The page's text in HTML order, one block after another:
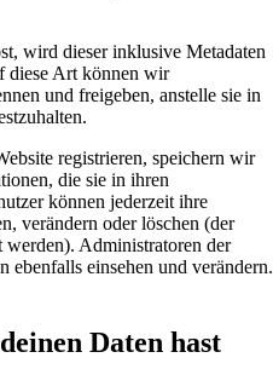
wird dieser inklusive Metadaten
diese Art können wir
und freigeben, anstelle sie in
registrieren, speichern wir
die sie in ihren
können jederzeit ihre
verändern oder löschen (der
werden). Administratoren der
ebenfalls einsehen und verändern.
Daten hast